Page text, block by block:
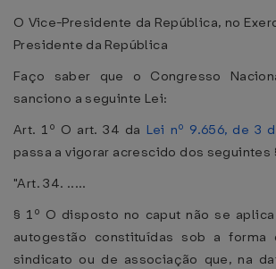
O Vice-Presidente da República, no
Presidente da República
Faço saber que o Congresso
sanciono a seguinte Lei:
Art. 1º O art. 34 da Lei nº 9.656, de 3
passa a vigorar acrescido dos seguintes
"Art. 34. .....
§ 1º O disposto no caput não se
autogestão constituídas sob a forma
sindicato ou de associação que, na